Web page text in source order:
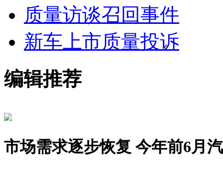
质量访谈召回事件
新车上市质量投诉
编辑推荐
市场需求逐步恢复 今年前6月